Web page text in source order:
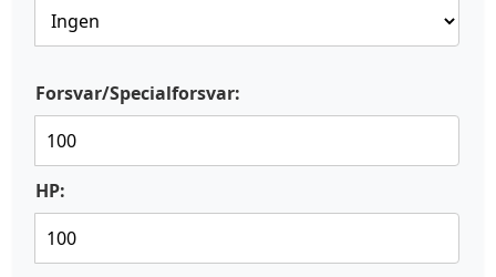
Forsvar/Specialforsvar:
HP: